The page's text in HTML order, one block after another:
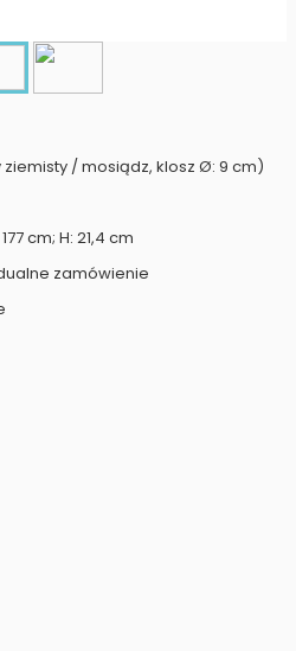
/ mosiądz, klosz Ø: 9 cm)
cm; H: 21,4 cm
zamówienie